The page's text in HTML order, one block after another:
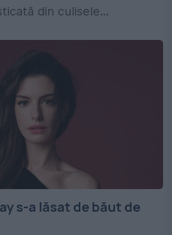
din culisele...
s-a lăsat de băut de